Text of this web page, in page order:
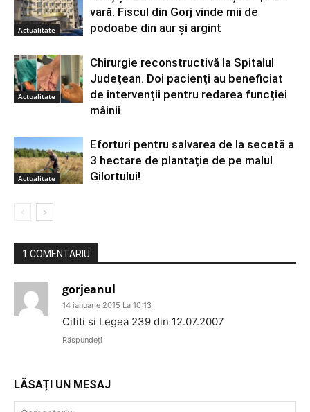
Actualitate
vară. Fiscul din Gorj vinde mii de
podoabe din aur și argint
Actualitate
Chirurgie reconstructivă la Spitalul
Județean. Doi pacienți au beneficiat
de intervenții pentru redarea funcției
mâinii
Actualitate
Eforturi pentru salvarea de la secetă a
3 hectare de plantație de pe malul
Gilortului!
1 COMENTARIU
gorjeanul
14 ianuarie 2015 La 10:13
Cititi si Legea 239 din 12.07.2007
Răspundeți
LĂSAȚI UN MESAJ